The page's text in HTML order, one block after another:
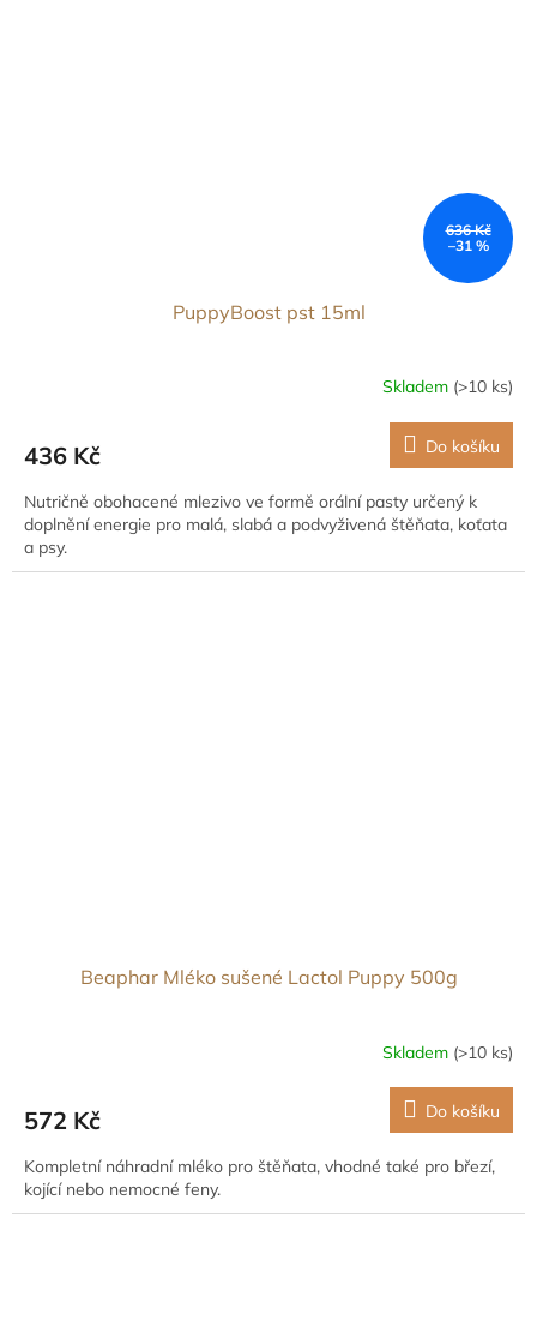
636 Kč
–31 %
PuppyBoost pst 15ml
Skladem (>10 ks)
436 Kč Do košíku
Nutričně obohacené mlezivo ve formě orální pasty určený k
doplnění energie pro malá, slabá a podvyživená štěňata, koťata
a psy.
Beaphar Mléko sušené Lactol Puppy 500g
Skladem (>10 ks)
572 Kč Do košíku
Kompletní náhradní mléko pro štěňata, vhodné také pro březí,
kojící nebo nemocné feny.